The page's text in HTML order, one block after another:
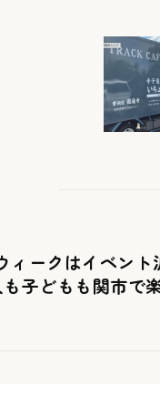
ィークはイベン
子どもも関市で